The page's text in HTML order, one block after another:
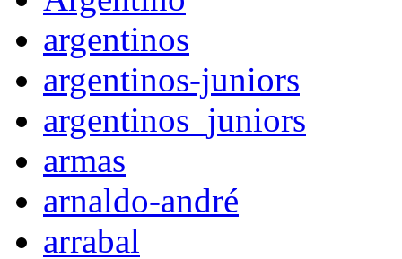
argentinos
argentinos-juniors
argentinos_juniors
armas
arnaldo-andré
arrabal